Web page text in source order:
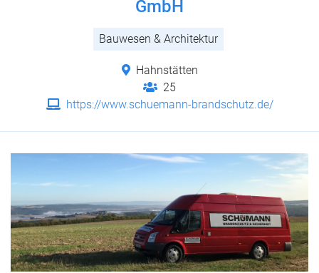
GmbH
Bauwesen & Architektur
Hahnstätten
25
https://www.schuemann-brandschutz.de/